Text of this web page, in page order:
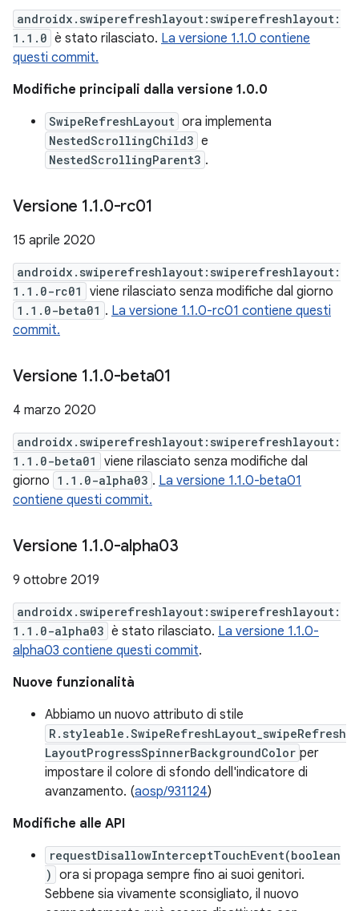
androidx.swiperefreshlayout:swiperefreshlayout:
1.1.0 è stato rilasciato. La versione 1.1.0 contiene
questi commit.
Modifiche principali dalla versione 1.0.0
SwipeRefreshLayout ora implementa
NestedScrollingChild3 e
NestedScrollingParent3 .
Versione 1.1.0-rc01
15 aprile 2020
androidx.swiperefreshlayout:swiperefreshlayout:
1.1.0-rc01
viene rilasciato senza modifiche dal giorno
1.1.0-beta01 . La versione 1.1.0-rc01 contiene questi
commit.
Versione 1.1.0-beta01
4 marzo 2020
androidx.swiperefreshlayout:swiperefreshlayout:
1.1.0-beta01
viene rilasciato senza modifiche dal
giorno 1.1.0-alpha03 . La versione 1.1.0-beta01
contiene questi commit.
Versione 1.1.0-alpha03
9 ottobre 2019
androidx.swiperefreshlayout:swiperefreshlayout:
1.1.0-alpha03 è stato rilasciato. La versione 1.1.0-
alpha03 contiene questi commit.
Nuove funzionalità
Abbiamo un nuovo attributo di stile
R.styleable.SwipeRefreshLayout_swipeRefresh
LayoutProgressSpinnerBackgroundColor per
impostare il colore di sfondo dell'indicatore di
avanzamento. (aosp/931124)
Modifiche alle API
requestDisallowInterceptTouchEvent(boolean
) ora si propaga sempre fino ai suoi genitori.
Sebbene sia vivamente sconsigliato, il nuovo